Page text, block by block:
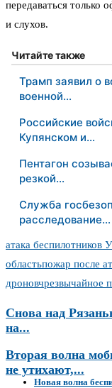
передаваться
и слухов.
Читайте также
Трамп заявил о
военной…
Российские
Купянском и…
Пентагон
резкой…
Служба
расследование…
атака беспилотников
областьпожар после
дроновчрезвычайное
Снова над
на...
Вторая волна
не утихают,...
Новая волна